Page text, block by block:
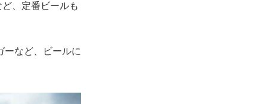
、定番ビールも
ーなど、ビールに